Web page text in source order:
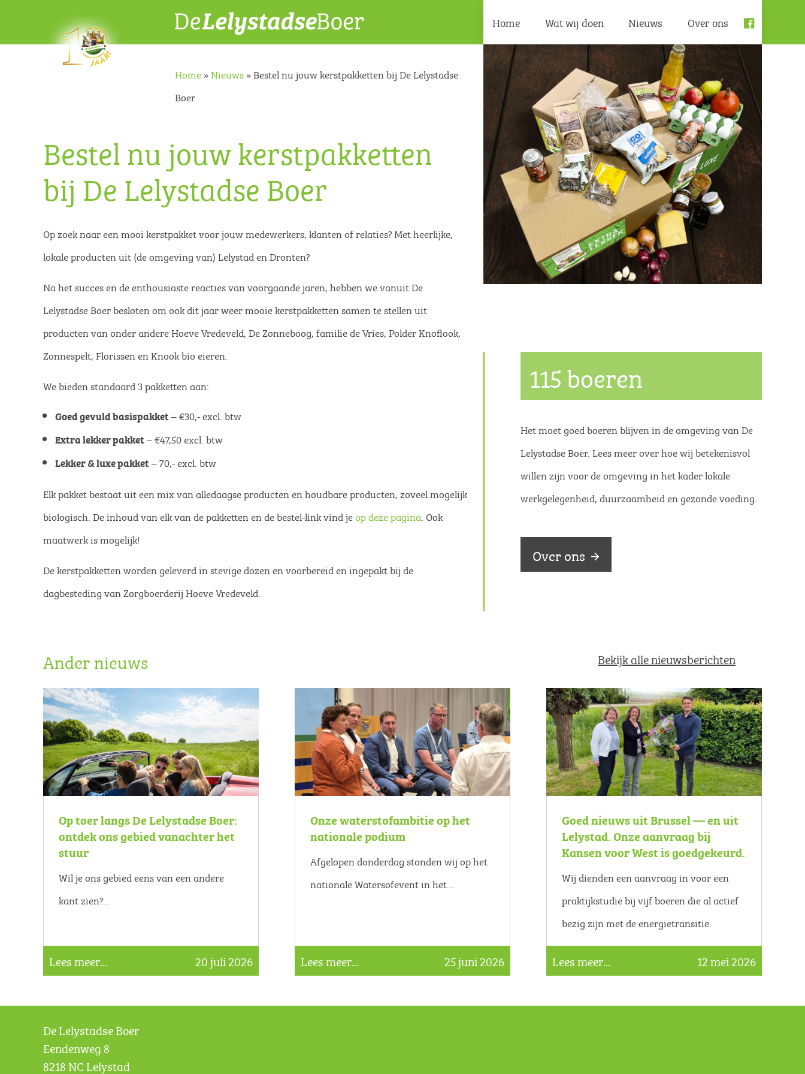
Home Wat wij doen Nieuws Over ons
Home»Nieuws»Bestel nu jouw kerstpakketten bij De Lelystadse
Boer
Bestel nu jouw kerstpakketten
bij De Lelystadse Boer
Op zoek naar een mooi kerstpakket voor jouw medewerkers, klanten of relaties? Met heerlijke,
lokale producten uit (de omgeving van) Lelystad en Dronten?
Na het succes en de enthousiaste reacties van voorgaande jaren, hebben we vanuit De
Lelystadse Boer besloten om ook dit jaar weer mooie kerstpakketten samen te stellen uit
producten van onder andere Hoeve Vredeveld, De Zonneboog, familie de Vries, Polder Knoflook,
Zonnespelt, Florissen en Knook bio eieren.
We bieden standaard 3 pakketten aan:
Goed gevuld basispakket – €30,- excl. btw
Extra lekker pakket – €47,50 excl. btw
Lekker & luxe pakket – 70,- excl. btw
Elk pakket bestaat uit een mix van alledaagse producten en houdbare producten, zoveel mogelijk
biologisch. De inhoud van elk van de pakketten en de bestel-link vind jeop deze pagina . Ook
maatwerk is mogelijk!
De kerstpakketten worden geleverd in stevige dozen en voorbereid en ingepakt bij de
dagbesteding van Zorgboerderij Hoeve Vredeveld.
115 boeren
Het moet goed boeren blijven in de omgeving van De
Lelystadse Boer. Lees meer over hoe wij betekenisvol
willen zijn voor de omgeving in het kader lokale
werkgelegenheid, duurzaamheid en gezonde voeding.
Over ons
Ander nieuws Bekijk alle nieuwsberichten
Op toer langs De Lelystadse Boer:
ontdek ons gebied vanachter het
stuur
Wil je ons gebied eens van een andere
kant zien?...
Lees meer... 20 juli 2026
Onze waterstofambitie op het
nationale podium
Afgelopen donderdag stonden wij op het
nationale Watersofevent in het...
Lees meer... 25 juni 2026
Goed nieuws uit Brussel — en uit
Lelystad. Onze aanvraag bij
Kansen voor West is goedgekeurd.
Wij dienden een aanvraag in voor een
praktijkstudie bij vijf boeren die al actief
bezig zijn met de energietransitie.
Lees meer... 12 mei 2026
De Lelystadse Boer
Eendenweg 8
8218 NC Lelystad